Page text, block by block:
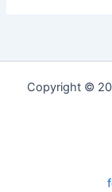
Copyright ©